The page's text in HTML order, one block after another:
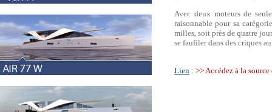
Avec deux moteurs de
raisonnable pour sa
milles, soit près de quatre
se faufiler dans des criques
Lien : >> Accédez à la